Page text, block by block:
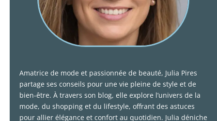
Amatrice de mode et passionnée de beauté, Julia Pires
partage ses conseils pour une vie pleine de style et de
bien-être. À travers son blog, elle explore l’univers de la
mode, du shopping et du lifestyle, offrant des astuces
pour allier élégance et confort au quotidien. Julia déniche